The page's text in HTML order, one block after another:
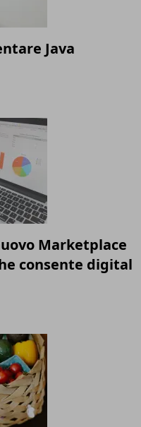
Java
Marketplace
consente digital